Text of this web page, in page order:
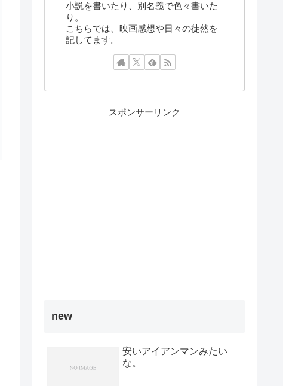
小説を書いたり、別名義で色々書いた
り。
こちらでは、映画感想や日々の徒然を
記してます。
スポンサーリンク
new
安いアイアンマンみたい
な。